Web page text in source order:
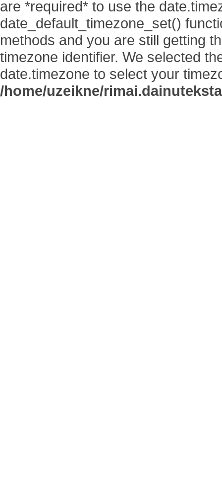
are *required* to use the
date_default_timezone_set()
methods and you are still getting
timezone identifier. We selected
date.timezone to select your
/home/uzeikne/